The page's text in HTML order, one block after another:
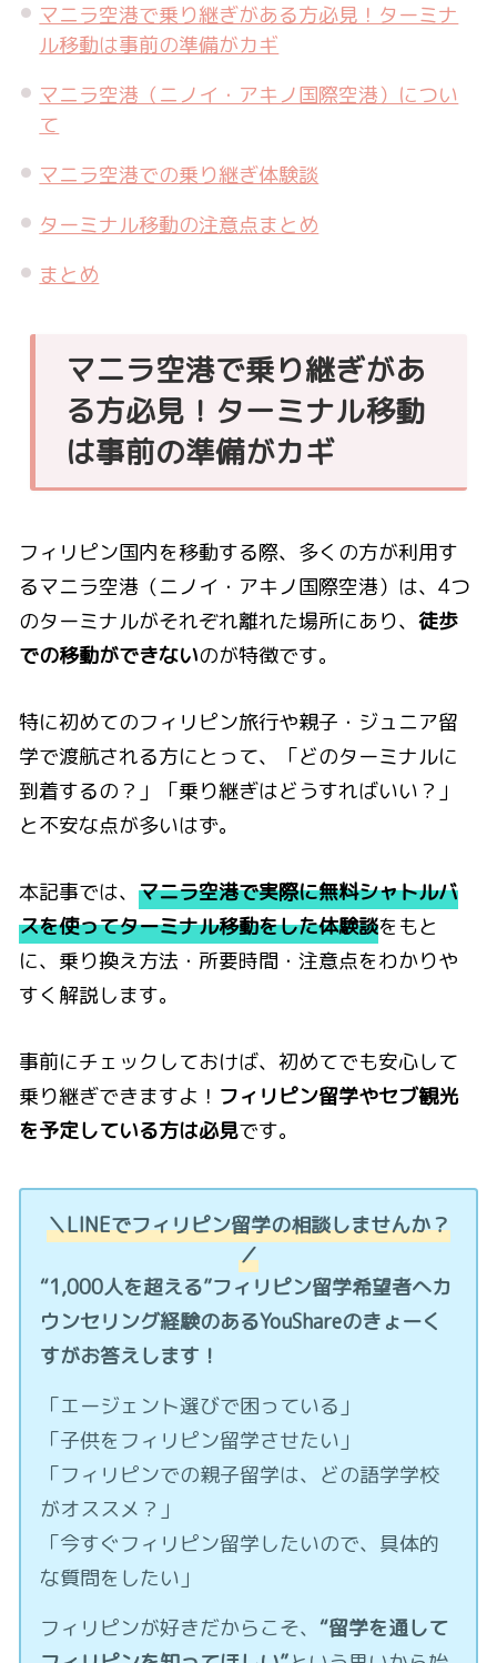
マニラ空港で乗り継ぎがある方必見！ターミナ
ル移動は事前の準備がカギ
マニラ空港（ニノイ・アキノ国際空港）につい
て
マニラ空港での乗り継ぎ体験談
ターミナル移動の注意点まとめ
まとめ
マニラ空港で乗り継ぎがあ
る方必見！ターミナル移動
は事前の準備がカギ
フィリピン国内を移動する際、多くの方が利用す
るマニラ空港（ニノイ・アキノ国際空港）は、4つ
のターミナルがそれぞれ離れた場所にあり、徒歩
での移動ができないのが特徴です。
特に初めてのフィリピン旅行や親子・ジュニア留
学で渡航される方にとって、「どのターミナルに
到着するの？」「乗り継ぎはどうすればいい？」
と不安な点が多いはず。
本記事では、マニラ空港で実際に無料シャトルバ
スを使ってターミナル移動をした体験談をもと
に、乗り換え方法・所要時間・注意点をわかりや
すく解説します。
事前にチェックしておけば、初めてでも安心して
乗り継ぎできますよ！ フィリピン留学やセブ観光
を予定している方は必見です。
＼LINEでフィリピン留学の相談しませんか？
／
“1,000人を超える”フィリピン留学希望者へカ
ウンセリング経験のあるYouShareのきょーく
すがお答えします！
「エージェント選びで困っている」
「子供をフィリピン留学させたい」
「フィリピンでの親子留学は、どの語学学校
がオススメ？」
「今すぐフィリピン留学したいので、具体的
な質問をしたい」
フィリピンが好きだからこそ、 “留学を通して